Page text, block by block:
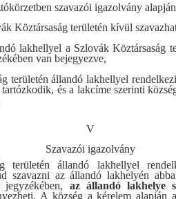
szavazói igazolvány
Köztársaság területén kívül
lakhellyel a Szlovák Köztársaság
van bejegyezve,
területén állandó lakhellyel
és a lakcíme szerinti
V
Szavazói igazolvány
területén állandó lakhellyel
szavazni az állandó lakhelyén
az állandó lakhelye
A község a kérelem alapján